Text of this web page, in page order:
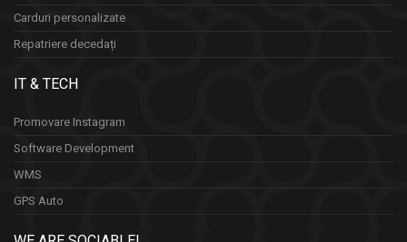
Carduri personalizate
Repatriere decedați
IT & TECH
Promovare Instagram
Software Development
WMS
GPS Auto